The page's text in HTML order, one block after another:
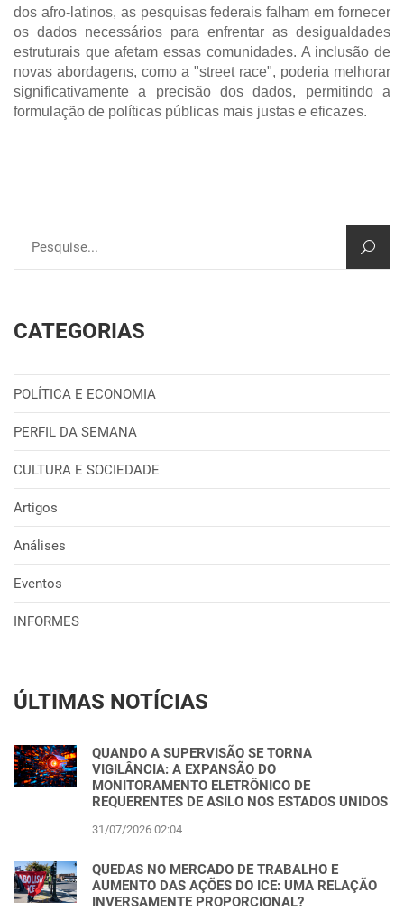
dos afro-latinos, as pesquisas federais falham em fornecer
os dados necessários para enfrentar as desigualdades
estruturais que afetam essas comunidades. A inclusão de
novas abordagens, como a "street race", poderia melhorar
significativamente a precisão dos dados, permitindo a
formulação de políticas públicas mais justas e eficazes.
CATEGORIAS
POLÍTICA E ECONOMIA
PERFIL DA SEMANA
CULTURA E SOCIEDADE
Artigos
Análises
Eventos
INFORMES
ÚLTIMAS NOTÍCIAS
QUANDO A SUPERVISÃO SE TORNA
VIGILÂNCIA: A EXPANSÃO DO
MONITORAMENTO ELETRÔNICO DE
REQUERENTES DE ASILO NOS ESTADOS UNIDOS
31/07/2026 02:04
QUEDAS NO MERCADO DE TRABALHO E
AUMENTO DAS AÇÕES DO ICE: UMA RELAÇÃO
INVERSAMENTE PROPORCIONAL?